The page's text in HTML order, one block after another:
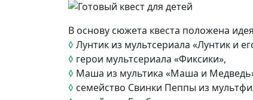
В основу сюжета квеста положена
◊ Лунтик из мультсериала «Лунтик и
◊ герои мультсериала «Фиксики»,
◊ Маша из мультика «Маша и
◊ семейство Свинки Пеппы из